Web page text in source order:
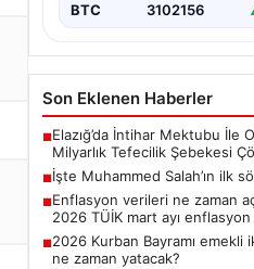
BTC 3102156
Son Eklenen Haberler
■Elazığ’da İntihar Mektubu İle
Milyarlık Tefecilik Şebekesi
■İşte Muhammed Salah’ın ilk
■Enflasyon verileri ne zaman
2026 TÜİK mart ayı
■2026 Kurban Bayramı emekli
ne zaman yatacak?